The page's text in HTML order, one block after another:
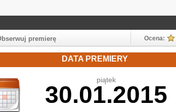
premierę Ocena:
DATA PREMIERY
piątek
30.01.2015